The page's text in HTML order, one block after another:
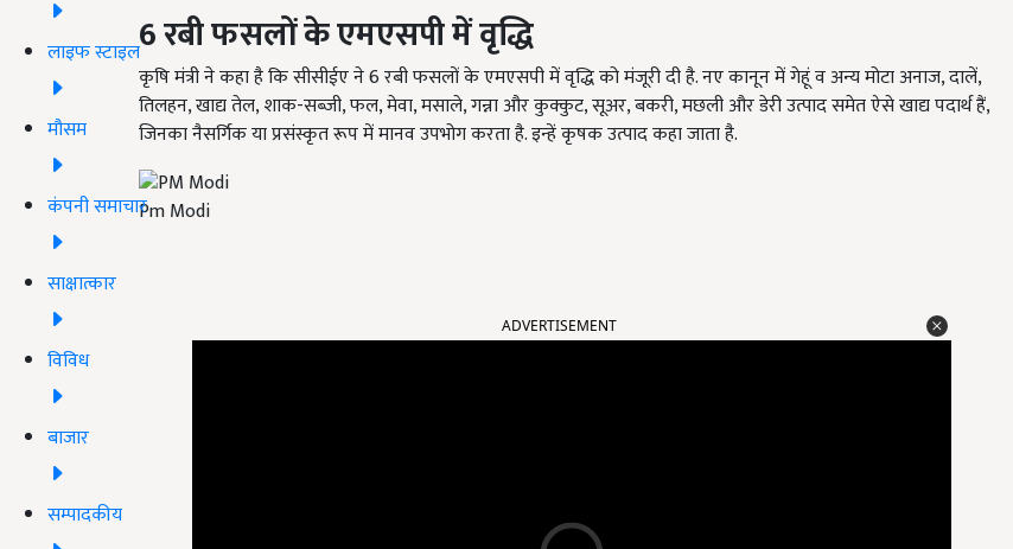
लाइफ स्टाइल
मौसम
कंपनी समाचार
साक्षात्कार
विविध
बाजार
सम्पादकीय
6 रबी फसलों के एमएसपी में वृद्धि
कृषि मंत्री ने कहा है कि सीसीईए ने 6 रबी फसलों के एमएसपी में वृद्धि को मंजूरी दी है. नए कानून में गेहूं व अन्य मोटा अनाज, दालें,
तिलहन, खाद्य तेल, शाक-सब्जी, फल, मेवा, मसाले, गन्ना और कुक्कुट, सूअर, बकरी, मछली और डेरी उत्पाद समेत ऐसे खाद्य पदार्थ हैं,
जिनका नैसर्गिक या प्रसंस्कृत रूप में मानव उपभोग करता है. इन्हें कृषक उत्पाद कहा जाता है.
Pm Modi